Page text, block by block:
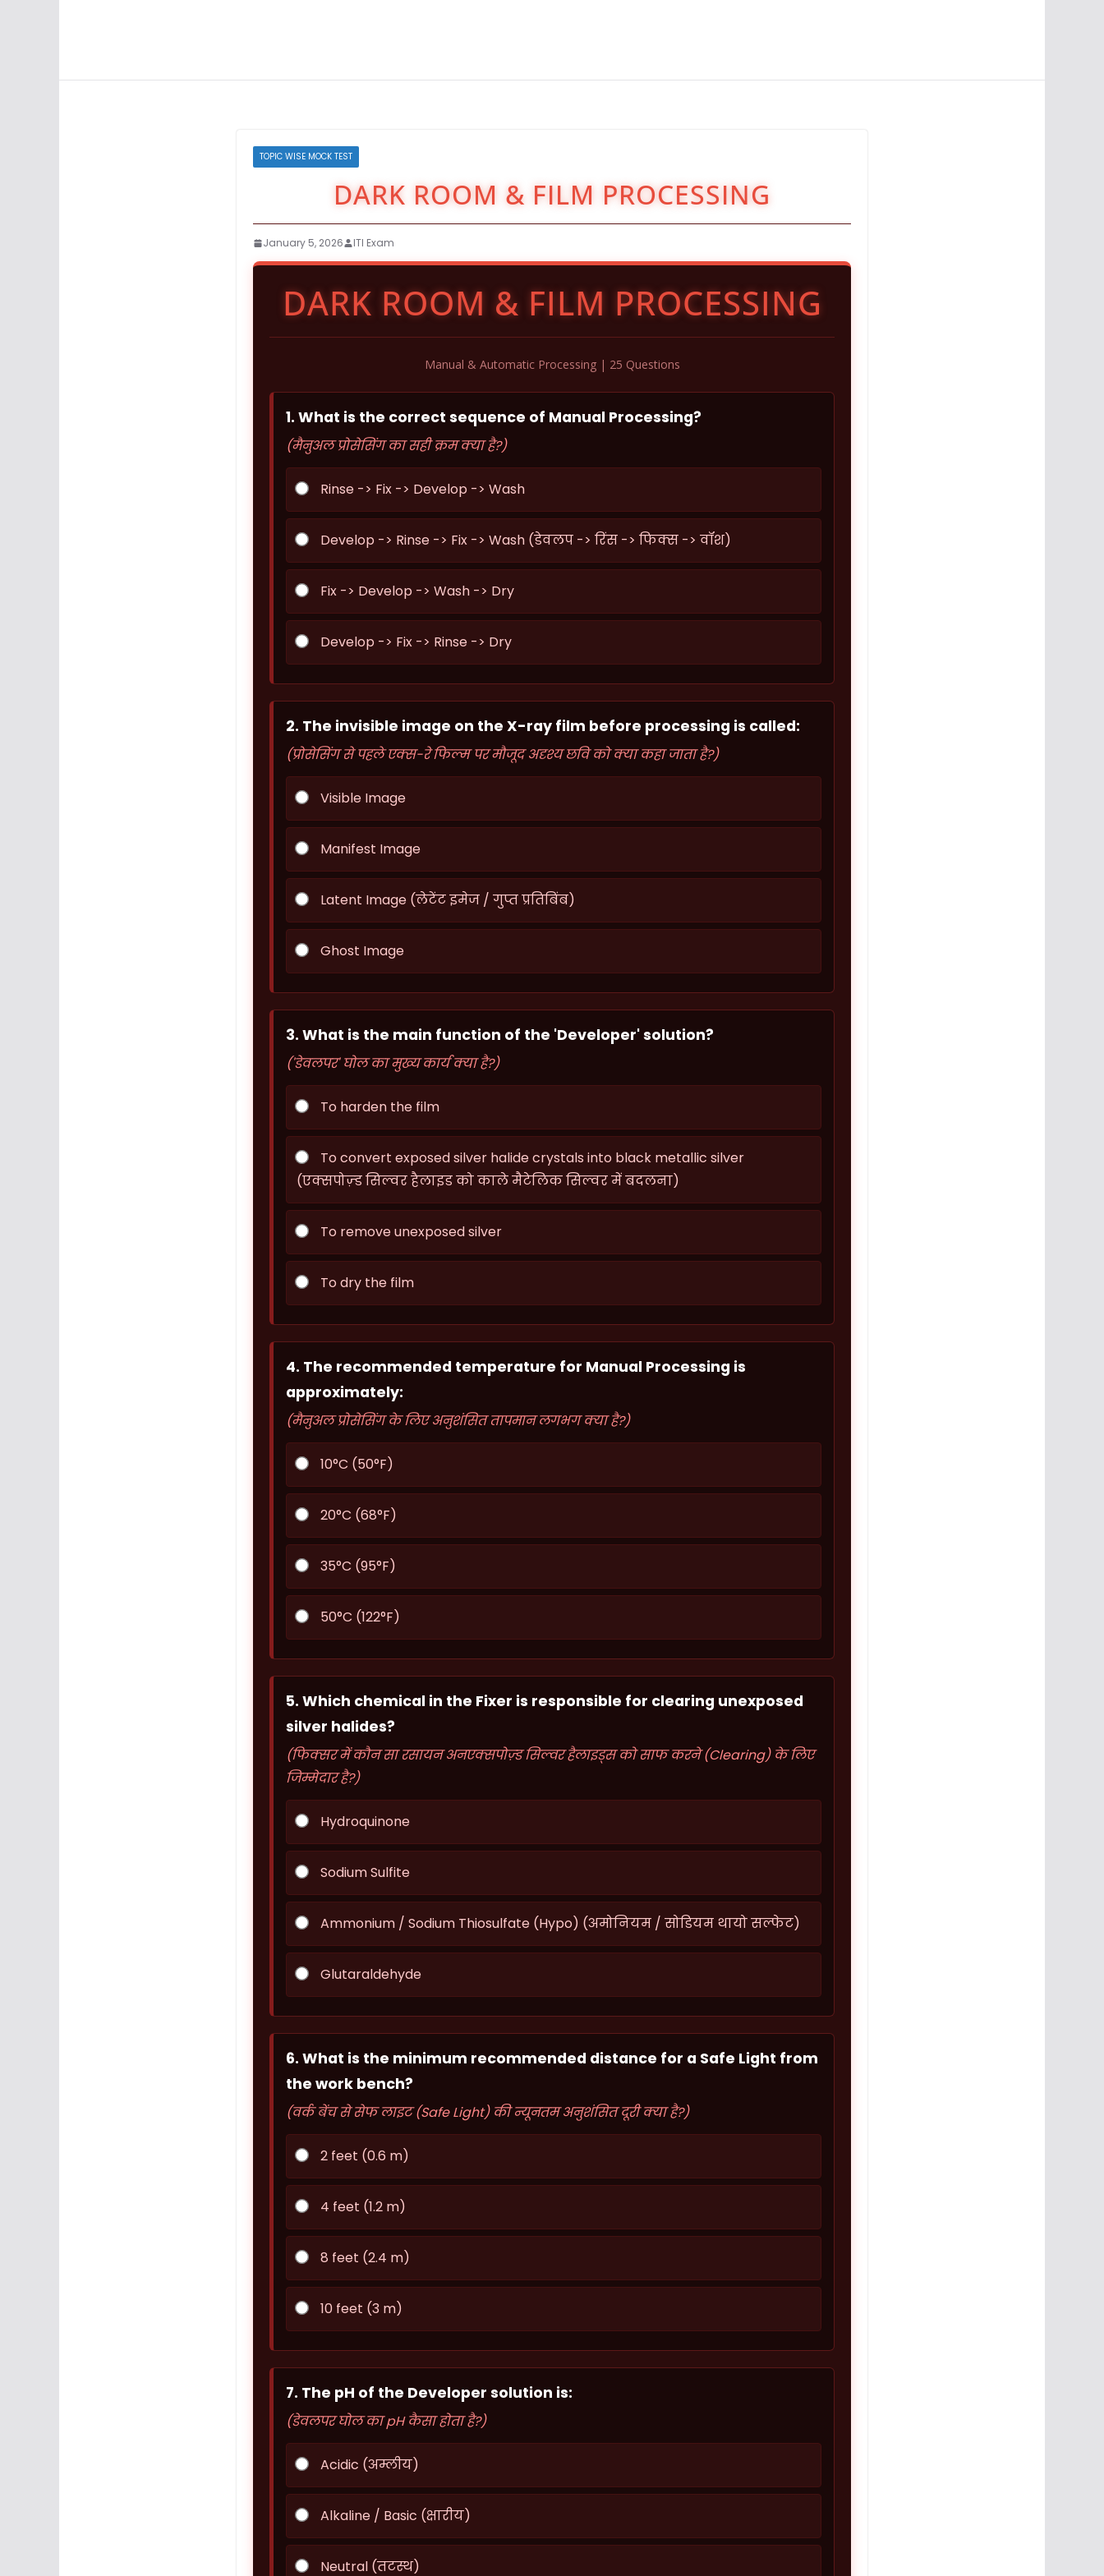
TOPIC WISE MOCK TEST
DARK ROOM & FILM PROCESSING
January 5, 2026 ITI Exam
DARK ROOM & FILM PROCESSING
Manual & Automatic Processing | 25 Questions
1. What is the correct sequence of Manual Processing?
(मैनुअल प्रोसेसिंग का सही क्रम क्या है?)
Rinse -> Fix -> Develop -> Wash
Develop -> Rinse -> Fix -> Wash (डेवलप -> रिंस -> फिक्स -> वॉश)
Fix -> Develop -> Wash -> Dry
Develop -> Fix -> Rinse -> Dry
2. The invisible image on the X-ray film before processing is called:
(प्रोसेसिंग से पहले एक्स-रे फिल्म पर मौजूद अदृश्य छवि को क्या कहा जाता है?)
Visible Image
Manifest Image
Latent Image (लेटेंट इमेज / गुप्त प्रतिबिंब)
Ghost Image
3. What is the main function of the 'Developer' solution?
('डेवलपर' घोल का मुख्य कार्य क्या है?)
To harden the film
To convert exposed silver halide crystals into black metallic silver
(एक्सपोज़्ड सिल्वर हैलाइड को काले मैटेलिक सिल्वर में बदलना)
To remove unexposed silver
To dry the film
4. The recommended temperature for Manual Processing is
approximately:
(मैनुअल प्रोसेसिंग के लिए अनुशंसित तापमान लगभग क्या है?)
10°C (50°F)
20°C (68°F)
35°C (95°F)
50°C (122°F)
5. Which chemical in the Fixer is responsible for clearing unexposed
silver halides?
(फिक्सर में कौन सा रसायन अनएक्सपोज़्ड सिल्वर हैलाइड्स को साफ करने (Clearing) के लिए
जिम्मेदार है?)
Hydroquinone
Sodium Sulfite
Ammonium / Sodium Thiosulfate (Hypo) (अमोनियम / सोडियम थायो सल्फेट)
Glutaraldehyde
6. What is the minimum recommended distance for a Safe Light from
the work bench?
(वर्क बेंच से सेफ लाइट (Safe Light) की न्यूनतम अनुशंसित दूरी क्या है?)
2 feet (0.6 m)
4 feet (1.2 m)
8 feet (2.4 m)
10 feet (3 m)
7. The pH of the Developer solution is:
(डेवलपर घोल का pH कैसा होता है?)
Acidic (अम्लीय)
Alkaline / Basic (क्षारीय)
Neutral (तटस्थ)